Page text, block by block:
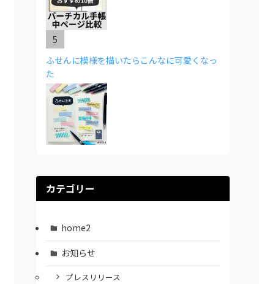
ふせんに模様を描いたらこんなに可愛くなっ
た
カテゴリー
home2
お知らせ
プレスリリース